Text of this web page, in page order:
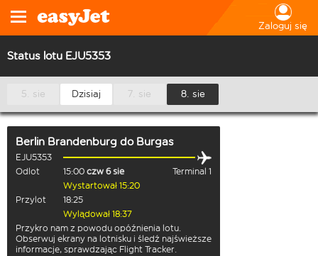
Zaloguj się
Status lotu EJU5353
5. sie Dzisiaj 7. sie 8. sie
Berlin Brandenburg do Burgas
EJU5353
Odlot
15:00 czw 6 sie
Terminal 1
Wystartował 15:20
Przylot
18:25
Wylądował 18:37
Przykro nam z powodu opóźnienia lotu.
Obserwuj ekrany na lotnisku i śledź najświeższe
informacje, sprawdzając Flight Tracker.